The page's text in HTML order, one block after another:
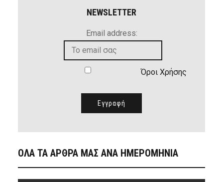
NEWSLETTER
Email address:
Όροι Χρήσης
ΟΛΑ ΤΑ ΑΡΘΡΑ ΜΑΣ ΑΝΑ ΗΜΕΡΟΜΗΝΙΑ